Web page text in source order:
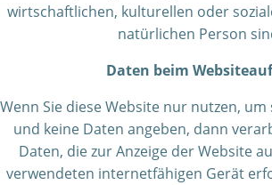
wirtschaftlichen, kulturellen oder
natürlichen Person
Daten beim
Wenn Sie diese Website nur nutzen,
und keine Daten angeben, dann
Daten, die zur Anzeige der Website
verwendeten internetfähigen Gerät